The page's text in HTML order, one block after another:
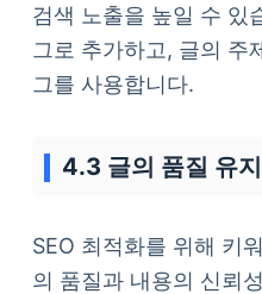
검색 노출을 높일 수 있
그로 추가하고, 글의 주
그를 사용합니다.
4.3 글의 품질 유지
SEO 최적화를 위해 키
의 품질과 내용의 신뢰